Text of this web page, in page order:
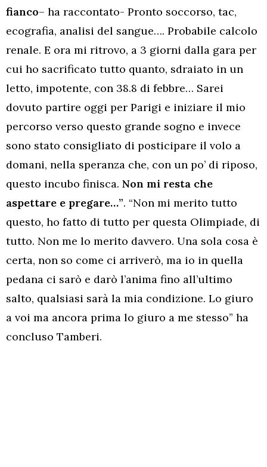
fianco– ha raccontato- Pronto soccorso, tac,
ecografia, analisi del sangue…. Probabile calcolo
renale. E ora mi ritrovo, a 3 giorni dalla gara per
cui ho sacrificato tutto quanto, sdraiato in un
letto, impotente, con 38.8 di febbre… Sarei
dovuto partire oggi per Parigi e iniziare il mio
percorso verso questo grande sogno e invece
sono stato consigliato di posticipare il volo a
domani, nella speranza che, con un po’ di riposo,
questo incubo finisca. Non mi resta che
aspettare e pregare…”. “Non mi merito tutto
questo, ho fatto di tutto per questa Olimpiade, di
tutto. Non me lo merito davvero. Una sola cosa è
certa, non so come ci arriverò, ma io in quella
pedana ci sarò e darò l’anima fino all’ultimo
salto, qualsiasi sarà la mia condizione. Lo giuro
a voi ma ancora prima lo giuro a me stesso” ha
concluso Tamberi.